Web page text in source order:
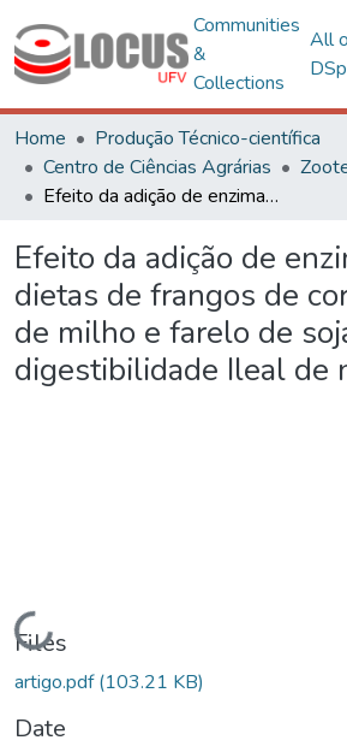
Communities
&
Collections
All
Home
Produção Técnico-científica
Centro de Ciências Agrárias
Efeito da adição de enzimas em dietas de frangos de corte à base de milho e farelo de soja sobre a digestibilidade Ileal de nutrientes
Efeito da adição de
dietas de frangos de
de milho e farelo de
digestibilidade Ileal de
Loading...
Files
artigo.pdf(103.21 KB)
Date